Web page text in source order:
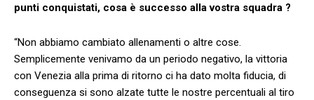
punti conquistati, cosa è successo alla vostra squadra ?
“Non abbiamo cambiato allenamenti o altre cose.
Semplicemente venivamo da un periodo negativo, la vittoria
con Venezia alla prima di ritorno ci ha dato molta fiducia, di
conseguenza si sono alzate tutte le nostre percentuali al tiro